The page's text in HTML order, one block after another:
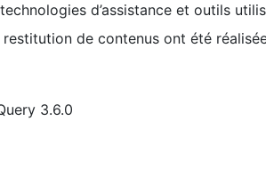
d’assistance et outils
de contenus ont été
3.6.0